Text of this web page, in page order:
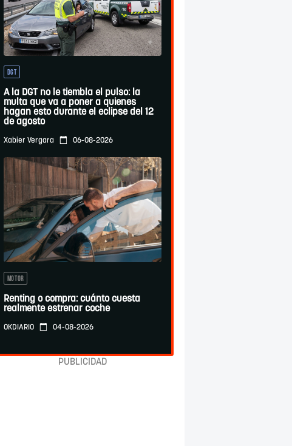
DGT
A la DGT no le tiembla el pulso: la
multa que va a poner a quienes
hagan esto durante el eclipse del 12
de agosto
Xabier Vergara 06-08-2026
MOTOR
Renting o compra: cuánto cuesta
realmente estrenar coche
OKDIARIO 04-08-2026